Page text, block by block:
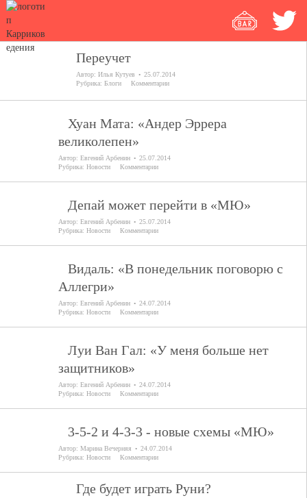
Переучет
Автор:Илья Кутуев
25.07.2014
Рубрика:Блоги Комментарии
Хуан Мата: «Андер Эррера
великолепен»
Автор: Евгений Арбенин
25.07.2014
Рубрика: Новости Комментарии
Депай может перейти в «МЮ»
Автор: Евгений Арбенин
25.07.2014
Рубрика: Новости Комментарии
Видаль: «В понедельник поговорю с
Аллегри»
Автор: Евгений Арбенин
24.07.2014
Рубрика: Новости Комментарии
Луи Ван Гал: «У меня больше нет
защитников»
Автор: Евгений Арбенин
24.07.2014
Рубрика: Новости Комментарии
3-5-2 и 4-3-3 - новые схемы «МЮ»
Автор: Марина Вечерняя
24.07.2014
Рубрика: Новости Комментарии
Где будет играть Руни?